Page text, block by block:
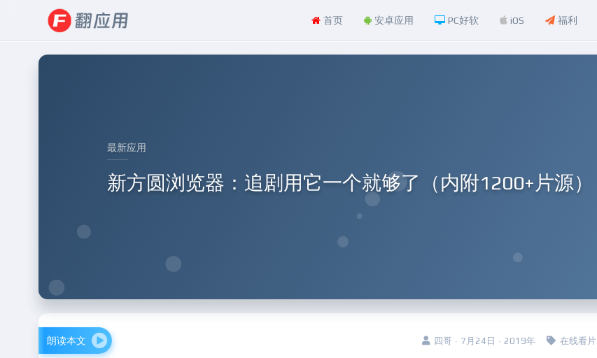
首页 安卓应用 PC好软 iOS 福利
最新应用
新方圆浏览器：追剧用它一个就够了（内附1200+片源）
四哥 · 7月24日 · 2019年 在线看片
朗读本文